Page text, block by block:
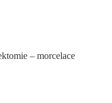
– morcelace